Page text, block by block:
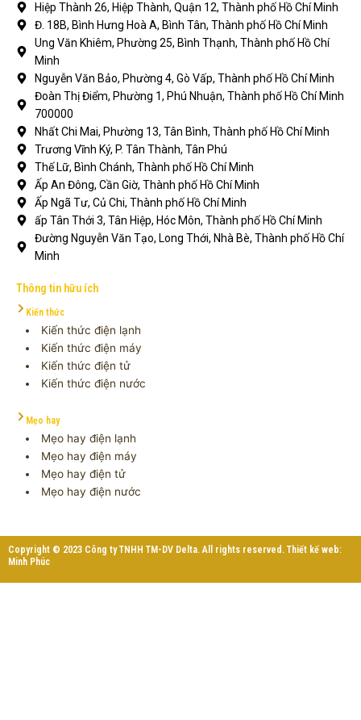
Hiệp Thành 26, Hiệp Thành, Quận 12, Thành phố Hồ Chí Minh
Đ. 18B, Bình Hưng Hoà A, Bình Tân, Thành phố Hồ Chí Minh
Ung Văn Khiêm, Phường 25, Bình Thạnh, Thành phố Hồ Chí
Minh
Nguyễn Văn Bảo, Phường 4, Gò Vấp, Thành phố Hồ Chí Minh
Đoàn Thị Điểm, Phường 1, Phú Nhuận, Thành phố Hồ Chí Minh
700000
Nhất Chi Mai, Phường 13, Tân Bình, Thành phố Hồ Chí Minh
Trương Vĩnh Ký, P. Tân Thành, Tân Phú
Thế Lữ, Bình Chánh, Thành phố Hồ Chí Minh
Ấp An Đông, Cần Giờ, Thành phố Hồ Chí Minh
Ấp Ngã Tư, Củ Chi, Thành phố Hồ Chí Minh
ấp Tân Thới 3, Tân Hiệp, Hóc Môn, Thành phố Hồ Chí Minh
Đường Nguyễn Văn Tạo, Long Thới, Nhà Bè, Thành phố Hồ Chí
Minh
Thông tin hữu ích
Kiến thức
Kiến thức điện lạnh
Kiến thức điện máy
Kiến thức điện tử
Kiến thức điện nước
Mẹo hay
Mẹo hay điện lạnh
Mẹo hay điện máy
Mẹo hay điện tử
Mẹo hay điện nước
Copyright © 2023 Công ty TNHH TM-DV Delta. All rights reserved. Thiết kế web:
Minh Phúc